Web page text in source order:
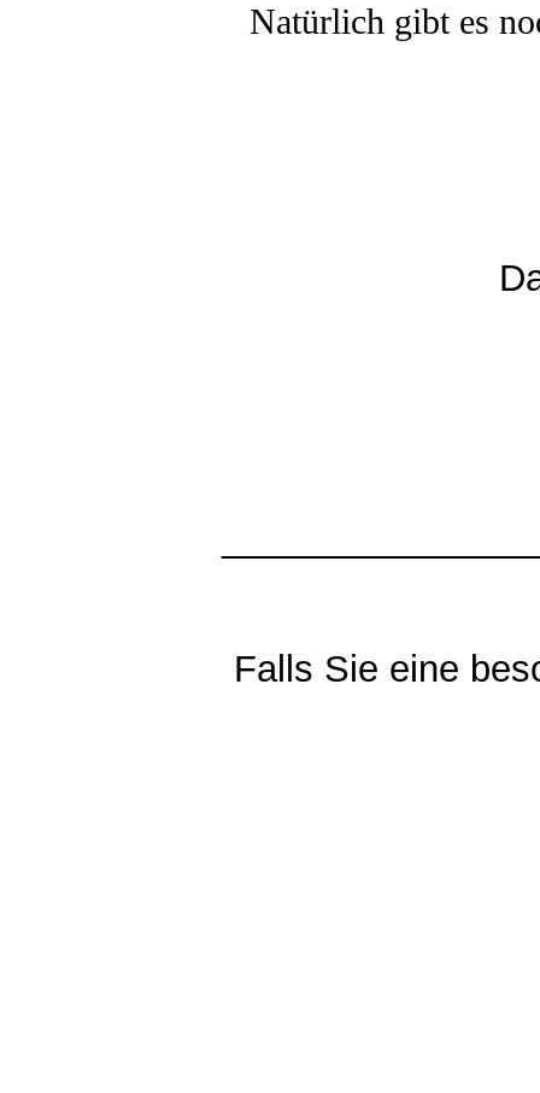
Natürlich gibt es
Falls Sie eine